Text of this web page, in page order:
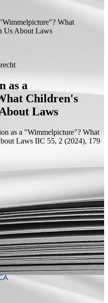
What
Us About Laws
as a
Children's
Laws
as a "Wimmelpicture"? What
Laws IIC 55, 2 (2024), 179